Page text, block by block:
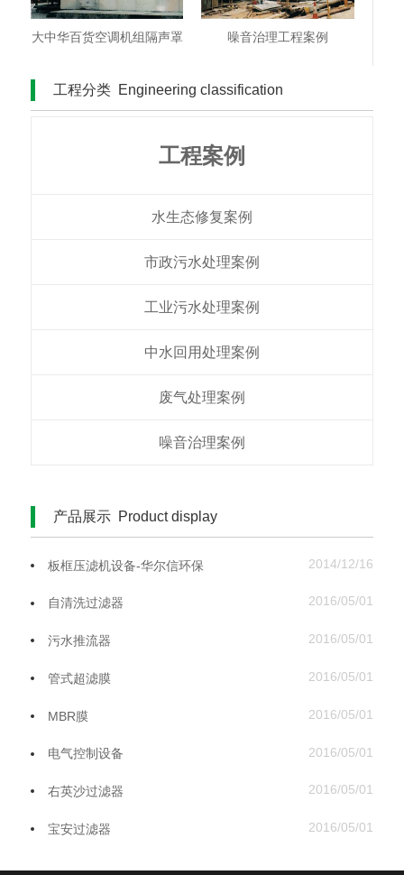
大中华百货空调机组隔声罩 噪音治理工程案例
工程分类 Engineering classification
工程案例
水生态修复案例
市政污水处理案例
工业污水处理案例
中水回用处理案例​
废气处理案例
噪音治理案例
产品展示 Product display
板框压滤机设备-华尔信环保 2014/12/16
自清洗过滤器 2016/05/01
污水推流器 2016/05/01
管式超滤膜 2016/05/01
MBR膜 2016/05/01
电气控制设备 2016/05/01
右英沙过滤器 2016/05/01
宝安过滤器 2016/05/01